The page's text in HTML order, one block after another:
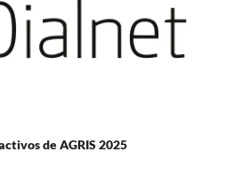
de AGRIS 2025